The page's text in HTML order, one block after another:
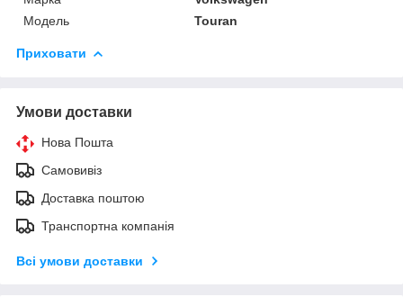
Модель
Touran
Приховати
Умови доставки
Нова Пошта
Самовивіз
Доставка поштою
Транспортна компанія
Всі умови доставки